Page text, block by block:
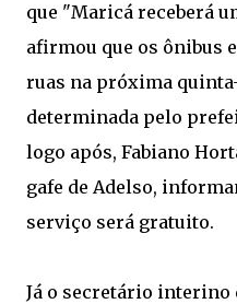
que "Maricá receberá
afirmou que os ônibus
ruas na próxima
determinada pelo
logo após, Fabiano
gafe de Adelso,
serviço será gratuito.
Já o secretário